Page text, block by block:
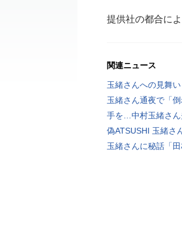
提供社の都合に
関連ニュース
玉緒さんへの見舞
玉緒さん通夜で「倒
手を…中村玉緒さん
偽ATSUSHI 玉緒さ
玉緒さんに秘話「